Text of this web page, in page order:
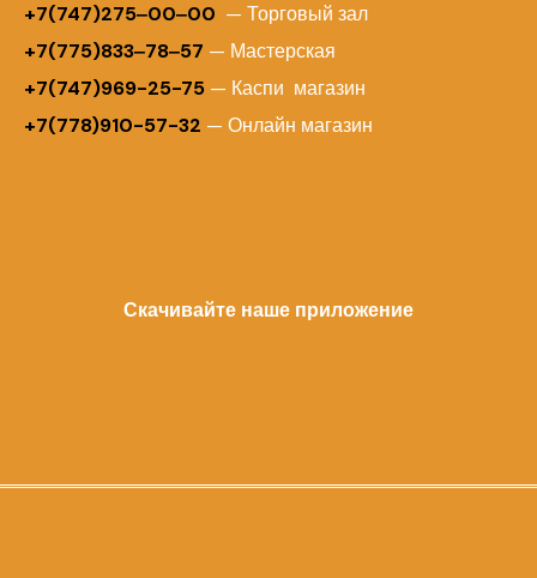
+7(747)275‒00‒00 — Торговый зал
+7(775)833‒78‒57 — Мастерская
+7(747)969-25-75 — Каспи магазин
+7(778)910-57-32 — Онлайн магазин
Скачивайте наше приложение